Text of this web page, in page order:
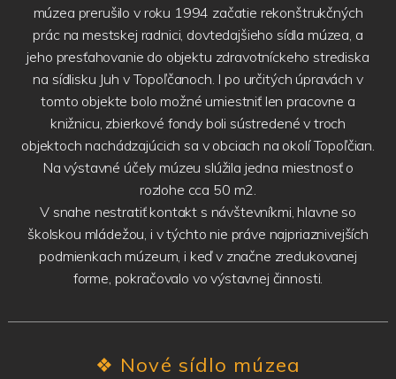
múzea prerušilo v roku 1994 začatie rekonštrukčných
prác na mestskej radnici, dovtedajšieho sídla múzea, a
jeho presťahovanie do objektu zdravotníckeho strediska
na sídlisku Juh v Topoľčanoch. I po určitých úpravách v
tomto objekte bolo možné umiestniť len pracovne a
knižnicu, zbierkové fondy boli sústredené v troch
objektoch nachádzajúcich sa v obciach na okolí Topoľčian.
Na výstavné účely múzeu slúžila jedna miestnosť o
rozlohe cca 50 m2.
V snahe nestratiť kontakt s návštevníkmi, hlavne so
školskou mládežou, i v týchto nie práve najpriaznivejších
podmienkach múzeum, i keď v značne zredukovanej
forme, pokračovalo vo výstavnej činnosti.
❖ Nové sídlo múzea